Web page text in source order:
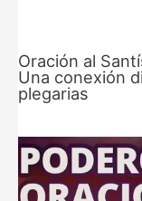
Oración al
Una conexión
plegarias